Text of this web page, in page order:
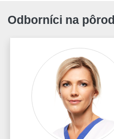
Odborníci na pôrod